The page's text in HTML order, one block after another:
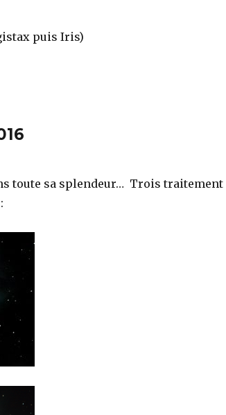
puis Iris)
toute sa splendeur… Trois traitement